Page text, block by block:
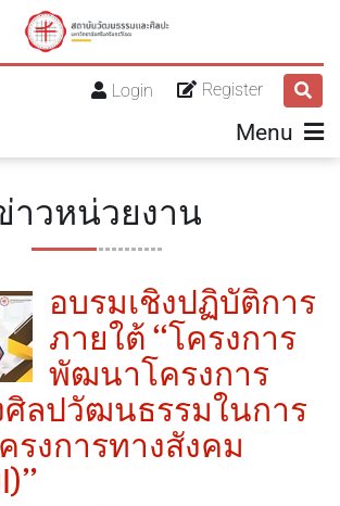
Register
Login
Menu
าวหน่วยงาน
อบรมเชิงปฏิบัติการ
ภายใต้ “โครงการ
พัฒนาโครงการ
ลปวัฒนธรรมในการ
รงการทางสังคม